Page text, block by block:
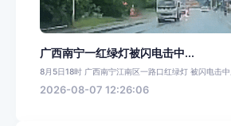
广西南宁一红绿灯被闪电击中...
8月5日18时 广西南宁江南区一路口红绿灯 被闪电击
2026-08-07 12:26:06